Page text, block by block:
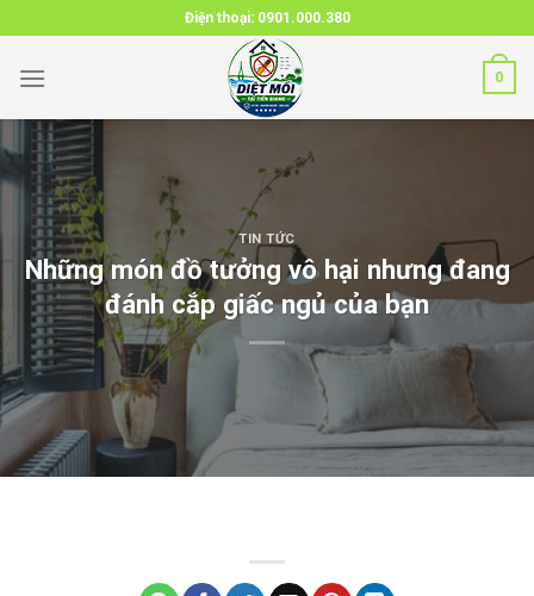
to
content
Điện thoại: 0901.000.380
0
TIN TỨC
Những món đồ tưởng vô hại nhưng đang
đánh cắp giấc ngủ của bạn